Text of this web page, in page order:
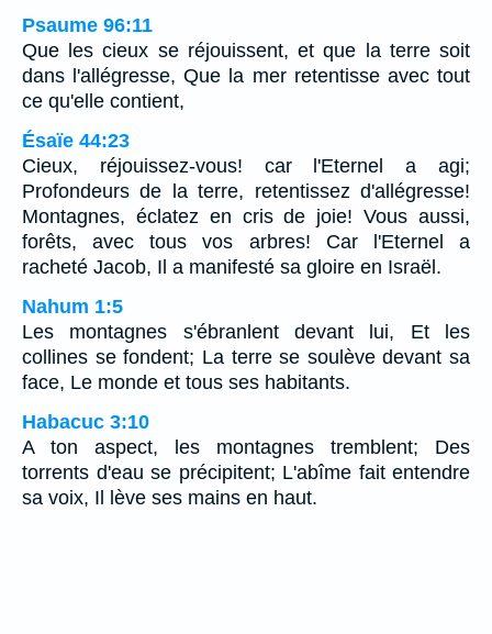
Psaume 96:11
Que les cieux se réjouissent, et que la terre soit
dans l'allégresse, Que la mer retentisse avec tout
ce qu'elle contient,
Ésaïe 44:23
Cieux, réjouissez-vous! car l'Eternel a agi;
Profondeurs de la terre, retentissez d'allégresse!
Montagnes, éclatez en cris de joie! Vous aussi,
forêts, avec tous vos arbres! Car l'Eternel a
racheté Jacob, Il a manifesté sa gloire en Israël.
Nahum 1:5
Les montagnes s'ébranlent devant lui, Et les
collines se fondent; La terre se soulève devant sa
face, Le monde et tous ses habitants.
Habacuc 3:10
A ton aspect, les montagnes tremblent; Des
torrents d'eau se précipitent; L'abîme fait entendre
sa voix, Il lève ses mains en haut.